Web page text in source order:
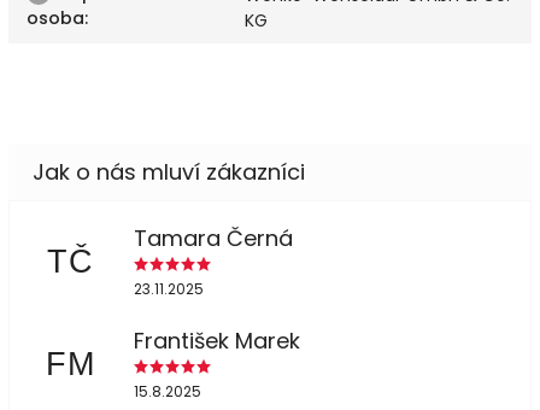
osoba:
KG
TČ
Tamara Černá
23.11.2025
FM
František Marek
15.8.2025